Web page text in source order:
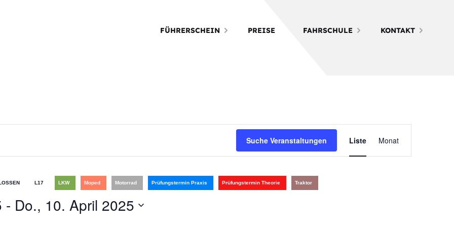
FÜHRERSCHEIN PREISE FAHRSCHULE KONTAKT
Suche Veranstaltungen
Ansichten-
Liste Monat
L17 LKW Moped Motorrad Prüfungstermin Praxis Prüfungstermin Theorie Traktor
- Do., 10. April 2025